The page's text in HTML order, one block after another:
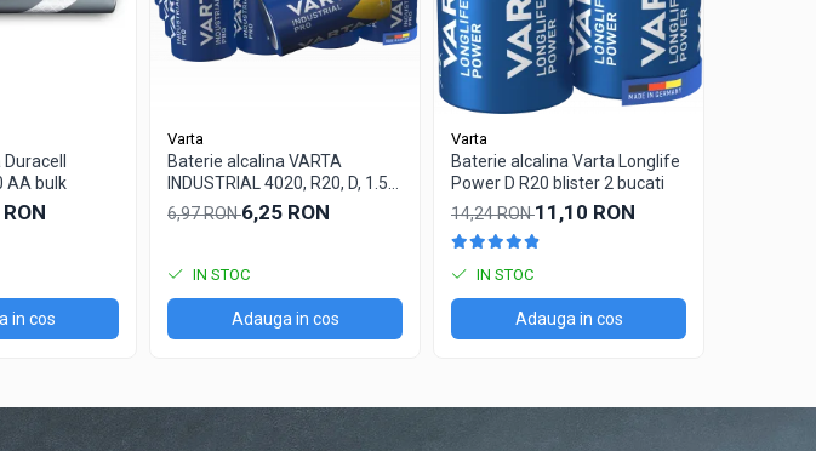
AA bulk
in cos
Varta
Baterie alcalina VARTA
INDUSTRIAL 4020, R20, D, 1.5V,
bulk
6,97 RON6,25 RON
IN STOC
Adauga in cos
Varta
Baterie alcalina Varta Longlife
Power D R20 blister 2 bucati
14,24 RON11,10 RON
IN STOC
Adauga in cos